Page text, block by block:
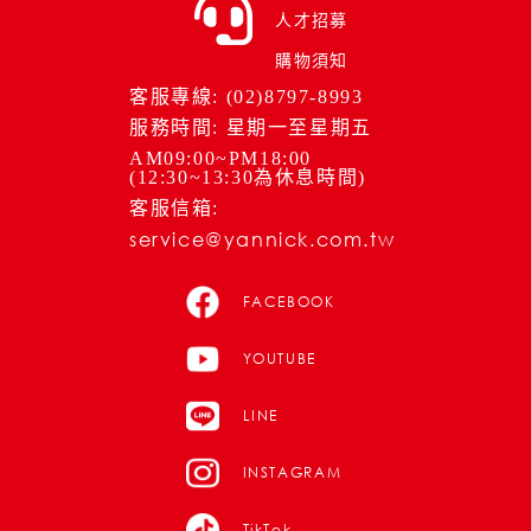
人才招募
購物須知
客服專線: (02)8797-8993
服務時間: 星期一至星期五
AM09:00~PM18:00
(12:30~13:30為休息時間)
客服信箱:
service@yannick.com.tw
FACEBOOK
YOUTUBE
LINE
INSTAGRAM